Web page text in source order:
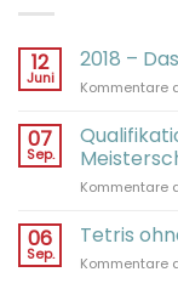
12
Juni
2018 –
Kommentare
07
Sep.
Kommentare
06
Sep.
Tetris
Kommentare